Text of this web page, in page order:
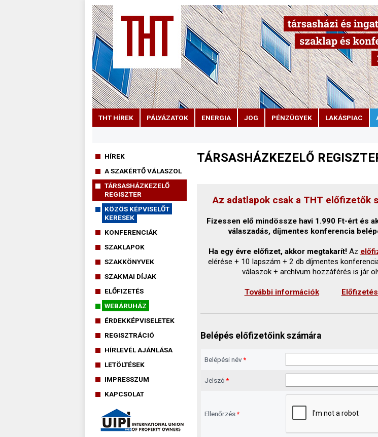
THT HÍREK PÁLYÁZATOK ENERGIA JOG PÉNZÜGYEK LAKÁSPIAC
HÍREK
A SZAKÉRTŐ VÁLASZOL
TÁRSASHÁZKEZELŐ
REGISZTER
KÖZÖS KÉPVISELŐT
KERESEK
KONFERENCIÁK
SZAKLAPOK
SZAKKÖNYVEK
SZAKMAI DÍJAK
ELŐFIZETÉS
WEBÁRUHÁZ
ÉRDEKKÉPVISELETEK
REGISZTRÁCIÓ
HÍRLEVÉL AJÁNLÁSA
LETÖLTÉSEK
IMPRESSZUM
KAPCSOLAT
TÁRSASHÁZKEZELŐ
Az adatlapok csak a THT előfizetők
Fizessen elő mindössze havi 1.990 Ft-ért és
válaszadás, díjmentes konferencia
Ha egy évre előfizet, akkor megtakarít!Az
elérése + 10 lapszám + 2 db díjmentes
válaszok + archívum hozzáférés is jár
További információk
Belépés előfizetőink számára
Belépési név *
Jelszó *
Ellenőrzés *